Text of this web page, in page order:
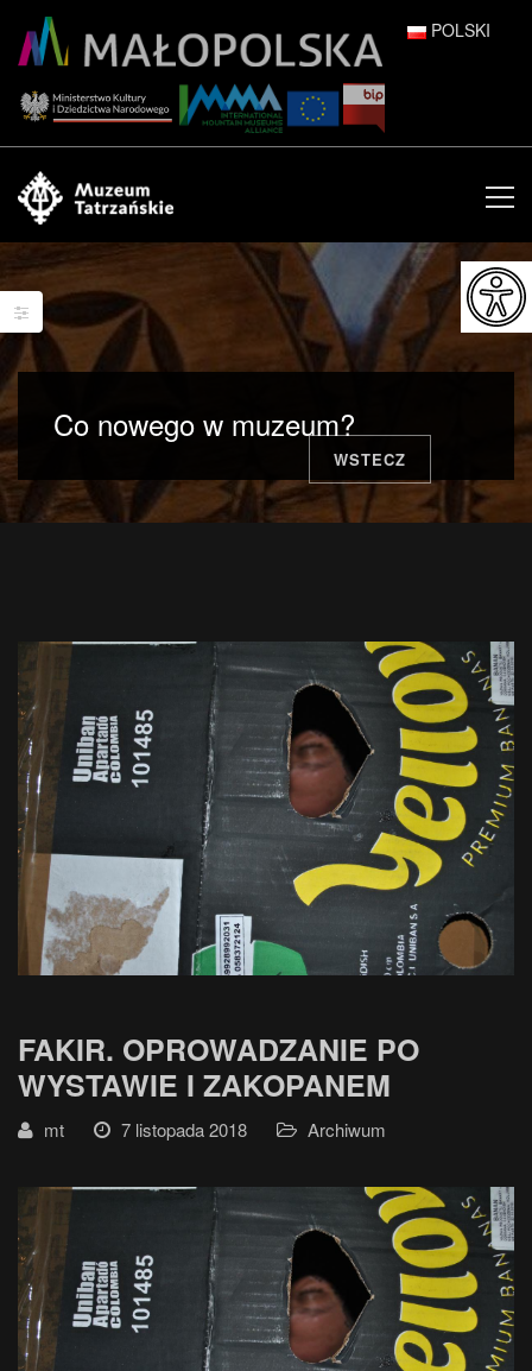
POLSKI
ENGLISH
ESPAÑOL
FRANÇAIS
ITALIANO
日本語
Co nowego w muzeum?
WSTECZ
FAKIR. OPROWADZANIE PO
WYSTAWIE I ZAKOPANEM
mt 7 listopada 2018 Archiwum